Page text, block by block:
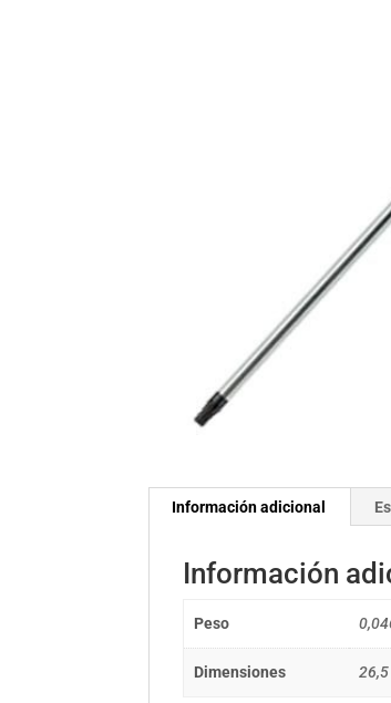
Información adicional
Información
Peso
Dimensiones 26,5